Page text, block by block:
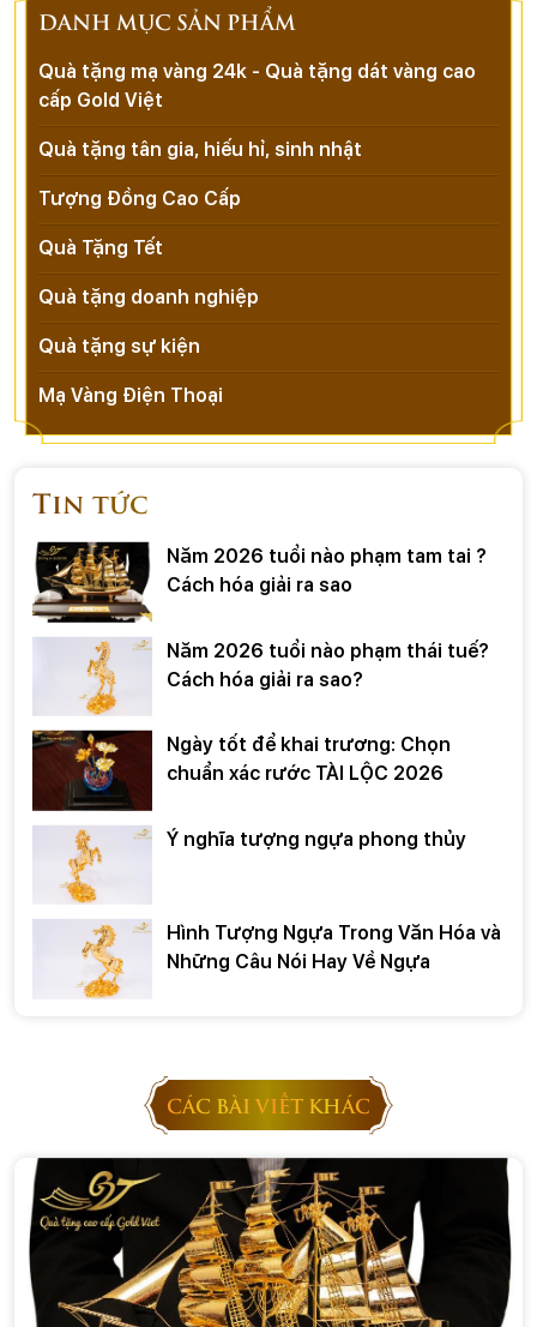
DANH MỤC SẢN PHẨM
Quà tặng mạ vàng 24k - Quà tặng dát vàng cao
cấp Gold Việt
Quà tặng tân gia, hiếu hỉ, sinh nhật
Tượng Đồng Cao Cấp
Quà Tặng Tết
Quà tặng doanh nghiệp
Quà tặng sự kiện
Mạ Vàng Điện Thoại
Tin tức
Năm 2026 tuổi nào phạm tam tai ?
Cách hóa giải ra sao
Năm 2026 tuổi nào phạm thái tuế?
Cách hóa giải ra sao?
Ngày tốt để khai trương: Chọn
chuẩn xác rước TÀI LỘC 2026
Ý nghĩa tượng ngựa phong thủy
Hình Tượng Ngựa Trong Văn Hóa và
Những Câu Nói Hay Về Ngựa
CÁC BÀI VIẾT KHÁC